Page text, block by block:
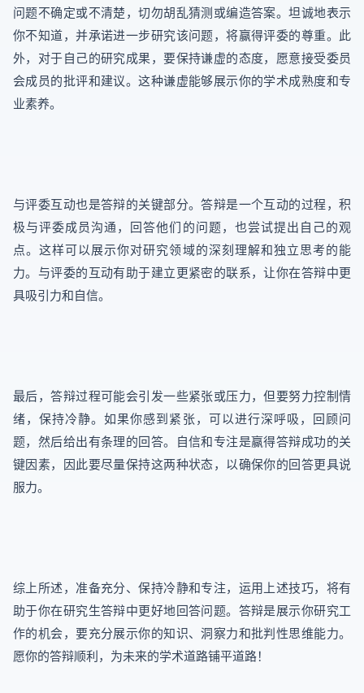
问题不确定或不清楚，切勿胡乱猜测或编造答案。坦诚地表示
你不知道，并承诺进一步研究该问题，将赢得评委的尊重。此
外，对于自己的研究成果，要保持谦虚的态度，愿意接受委员
会成员的批评和建议。这种谦虚能够展示你的学术成熟度和专
业素养。
与评委互动也是答辩的关键部分。答辩是一个互动的过程，积
极与评委成员沟通，回答他们的问题，也尝试提出自己的观
点。这样可以展示你对研究领域的深刻理解和独立思考的能
力。与评委的互动有助于建立更紧密的联系，让你在答辩中更
具吸引力和自信。
最后，答辩过程可能会引发一些紧张或压力，但要努力控制情
绪，保持冷静。如果你感到紧张，可以进行深呼吸，回顾问
题，然后给出有条理的回答。自信和专注是赢得答辩成功的关
键因素，因此要尽量保持这两种状态，以确保你的回答更具说
服力。
综上所述，准备充分、保持冷静和专注，运用上述技巧，将有
助于你在研究生答辩中更好地回答问题。答辩是展示你研究工
作的机会，要充分展示你的知识、洞察力和批判性思维能力。
愿你的答辩顺利，为未来的学术道路铺平道路！